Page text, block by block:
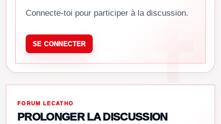
Connecte-toi pour participer à la discussion.
SE CONNECTER
FORUM LECATHO
PROLONGER LA DISCUSSION